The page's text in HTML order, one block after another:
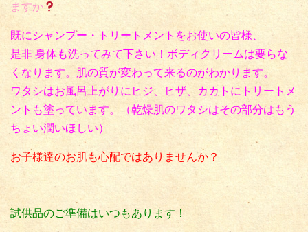
ますか
既にシャンプー・トリートメントをお使いの皆様、
是非 身体も洗ってみて下さい！ボディクリームは要らな
くなります。肌の質が変わって来るのがわかります。
ワタシはお風呂上がりにヒジ、ヒザ、カカトにトリートメ
ントも塗っています。（乾燥肌のワタシはその部分はもう
ちょい潤いほしい）
お子様達のお肌も心配ではありませんか？
試供品のご準備はいつもあります！